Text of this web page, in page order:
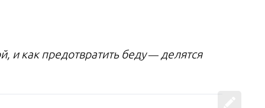
и как предотвратить беду — делятся